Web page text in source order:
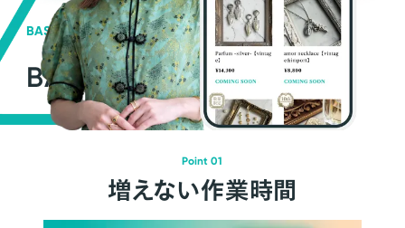
BASEの強み
BASEが強い3つの理由
Point 01
増えない作業時間